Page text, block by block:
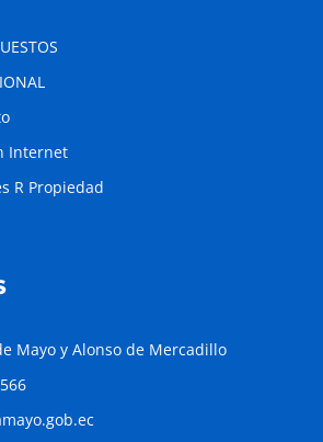
Internet
R Propiedad
Mayo y Alonso de Mercadillo